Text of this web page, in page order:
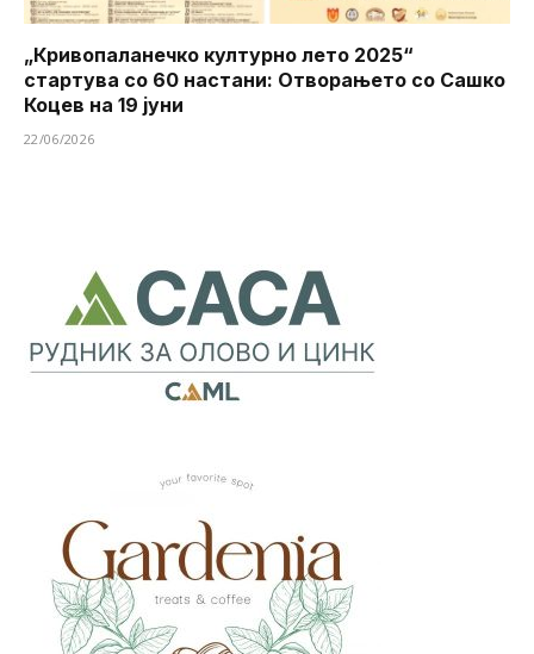
„Кривопаланечко културно лето 2025“
стартува со 60 настани: Отворањето со Сашко
Коцев на 19 јуни
22/06/2026